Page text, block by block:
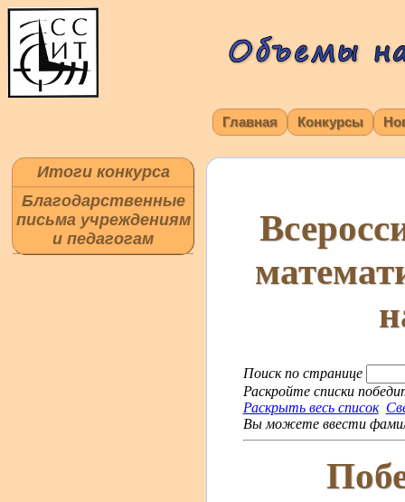
Главная Конкурсы
Итоги конкурса
Благодарственные
письма учреждениям
и педагогам
Поиск по странице
Раскройте списки
Раскрыть весь список
Вы можете ввести